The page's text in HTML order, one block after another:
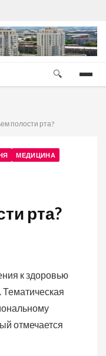
🔍
полости рта?
МЕДИЦИНА
рта?
к здоровью
Тематическая
отмечается